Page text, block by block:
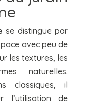
se distingue par
avec peu de
les textures, les
naturelles.
classiques, il
l’utilisation de